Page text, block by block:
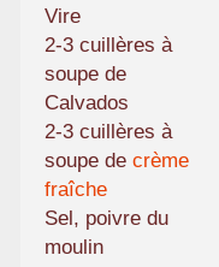
Vire
2-3 cuillères à
soupe de
Calvados
2-3 cuillères à
soupe de crème
fraîche
Sel, poivre du
moulin